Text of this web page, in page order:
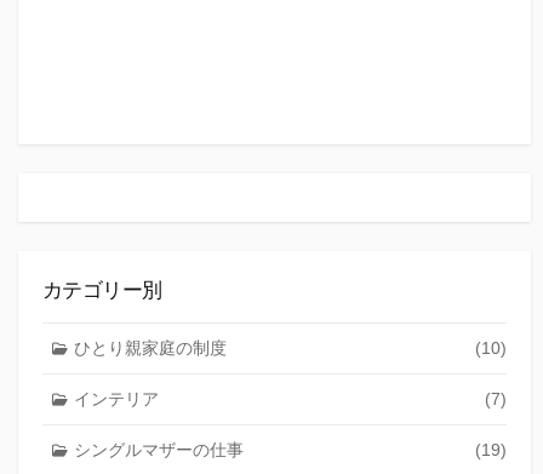
カテゴリー別
ひとり親家庭の制度 (10)
インテリア (7)
シングルマザーの仕事 (19)